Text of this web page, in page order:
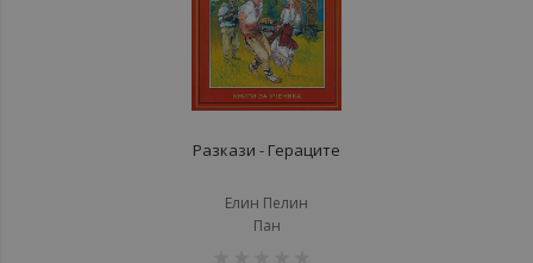
Разкази - Гераците
Елин Пелин
Пан